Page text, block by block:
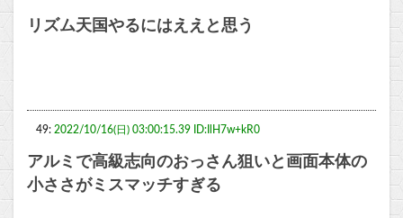
リズム天国やるにはええと思う
49: 2022/10/16(日) 03:00:15.39 ID:IlH7w+kR0
アルミで高級志向のおっさん狙いと画面本体の
小ささがミスマッチすぎる